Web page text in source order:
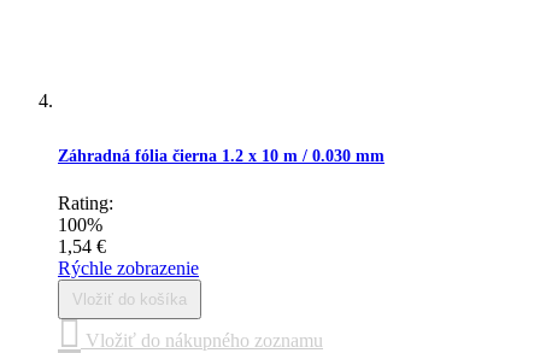
Záhradná fólia čierna 1.2 x 10 m / 0.030 mm
Rating:
100%
1,54 €
Rýchle zobrazenie
Vložiť do košíka
Vložiť do nákupného zoznamu